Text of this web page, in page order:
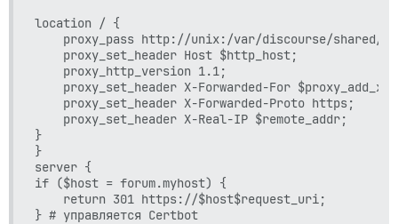
location / {
proxy_pass http://unix:/var/discourse/shared/
    proxy_set_header Host $http_host;
    proxy_http_version 1.1;
proxy_set_header X-Forwarded-For
    proxy_set_header X-Forwarded-Proto https;
    proxy_set_header X-Real-IP $remote_addr;
}
}
server {
if ($host = forum.myhost) {
    return 301 https://$host$request_uri;
} # управляется Certbot